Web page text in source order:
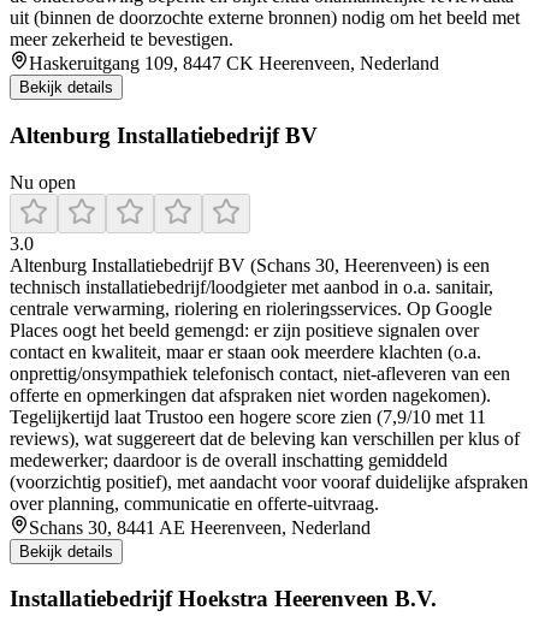
uit (binnen de doorzochte externe bronnen) nodig om het beeld met
meer zekerheid te bevestigen.
Haskeruitgang 109, 8447 CK Heerenveen, Nederland
Bekijk details
Altenburg Installatiebedrijf BV
Nu open
3.0
Altenburg Installatiebedrijf BV (Schans 30, Heerenveen) is een
technisch installatiebedrijf/loodgieter met aanbod in o.a. sanitair,
centrale verwarming, riolering en rioleringsservices. Op Google
Places oogt het beeld gemengd: er zijn positieve signalen over
contact en kwaliteit, maar er staan ook meerdere klachten (o.a.
onprettig/onsympathiek telefonisch contact, niet-afleveren van een
offerte en opmerkingen dat afspraken niet worden nagekomen).
Tegelijkertijd laat Trustoo een hogere score zien (7,9/10 met 11
reviews), wat suggereert dat de beleving kan verschillen per klus of
medewerker; daardoor is de overall inschatting gemiddeld
(voorzichtig positief), met aandacht voor vooraf duidelijke afspraken
over planning, communicatie en offerte-uitvraag.
Schans 30, 8441 AE Heerenveen, Nederland
Bekijk details
Installatiebedrijf Hoekstra Heerenveen B.V.